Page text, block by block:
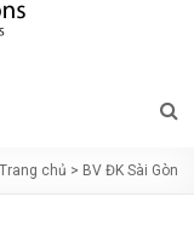
Trang chủ > BV ĐK Sài Gòn